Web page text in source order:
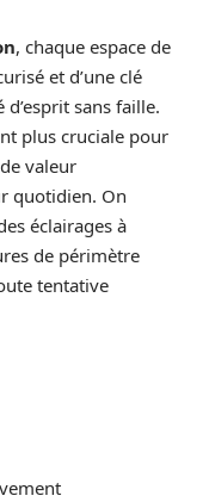
, chaque espace de
et d’une clé
sans faille.
plus cruciale pour
valeur
quotidien. On
éclairages à
de périmètre
tentative